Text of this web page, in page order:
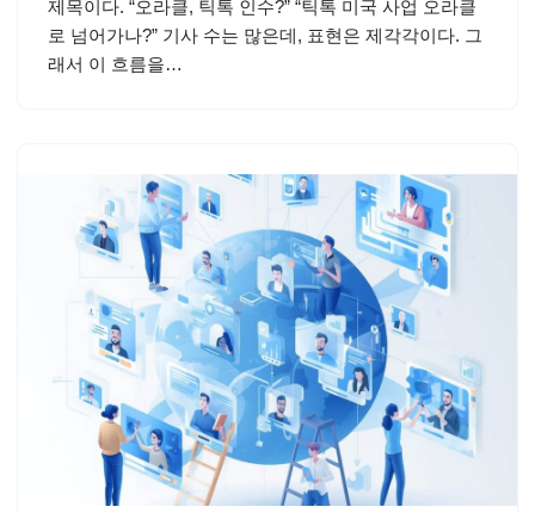
제목이다. “오라클, 틱톡 인수?” “틱톡 미국 사업 오라클
로 넘어가나?” 기사 수는 많은데, 표현은 제각각이다. 그
래서 이 흐름을…